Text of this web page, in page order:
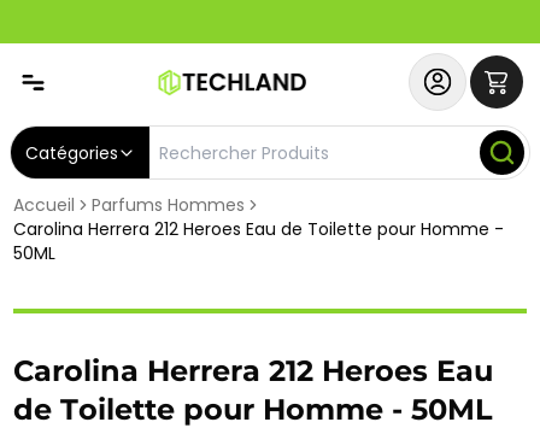
Catégories
Accueil
Parfums Hommes
Carolina Herrera 212 Heroes Eau de Toilette pour Homme -
50ML
Carolina Herrera 212 Heroes Eau
de Toilette pour Homme - 50ML